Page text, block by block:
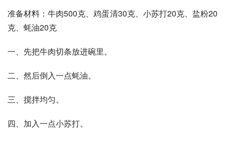
准备材料：牛肉500克、鸡蛋清30克、小苏打20克、盐粉20
克、蚝油20克
一、先把牛肉切条放进碗里。
二、然后倒入一点蚝油。
三、搅拌均匀。
四、加入一点小苏打。